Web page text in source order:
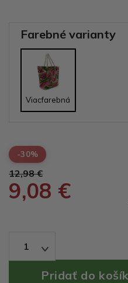
Farebné varianty
Viacfarebná
-30%
12,98 €
9,08 €
1